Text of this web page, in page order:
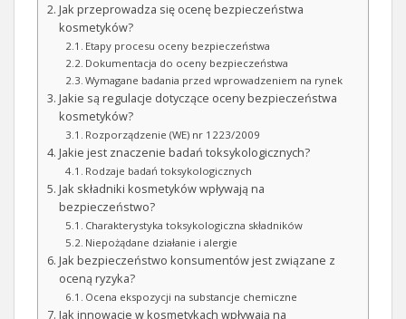
Jak przeprowadza się ocenę bezpieczeństwa
kosmetyków?
Etapy procesu oceny bezpieczeństwa
Dokumentacja do oceny bezpieczeństwa
Wymagane badania przed wprowadzeniem na rynek
Jakie są regulacje dotyczące oceny bezpieczeństwa
kosmetyków?
Rozporządzenie (WE) nr 1223/2009
Jakie jest znaczenie badań toksykologicznych?
Rodzaje badań toksykologicznych
Jak składniki kosmetyków wpływają na
bezpieczeństwo?
Charakterystyka toksykologiczna składników
Niepożądane działanie i alergie
Jak bezpieczeństwo konsumentów jest związane z
oceną ryzyka?
Ocena ekspozycji na substancje chemiczne
Jak innowacje w kosmetykach wpływają na